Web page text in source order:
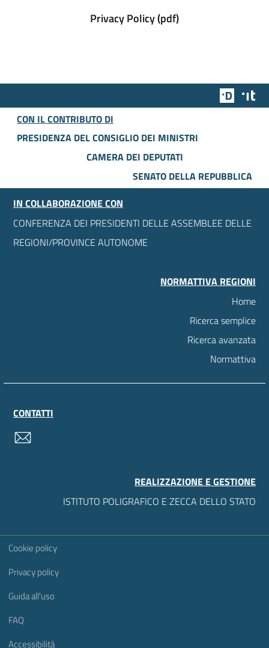
Privacy Policy (pdf)
Team
CON IL CONTRIBUTO DI
PRESIDENZA DEL CONSIGLIO DEI MINISTRI
CAMERA DEI DEPUTATI
SENATO DELLA REPUBBLICA
IN COLLABORAZIONE CON
CONFERENZA DEI PRESIDENTI DELLE ASSEMBLEE DELLE
REGIONI/PROVINCE AUTONOME
NORMATTIVA REGIONI
Home
Ricerca semplice
Ricerca avanzata
Normattiva
CONTATTI
REALIZZAZIONE E GESTIONE
ISTITUTO POLIGRAFICO E ZECCA DELLO STATO
Sezione Link Utili
Cookie policy
Privacy policy
Guida all'uso
FAQ
Accessibilità